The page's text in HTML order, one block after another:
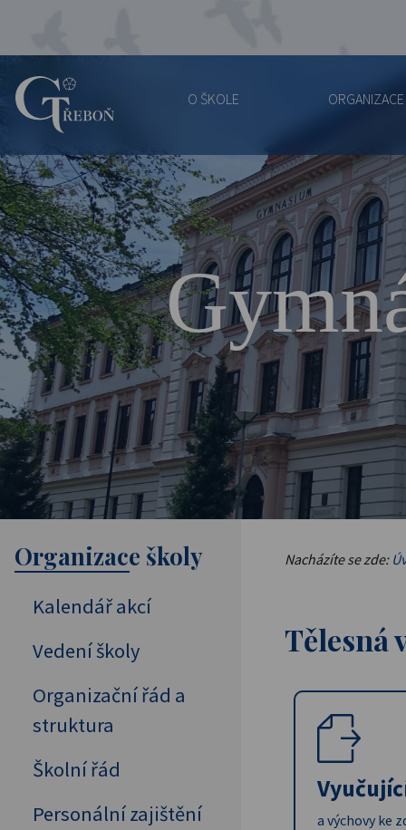
Gymnázium
Třeboň
O ŠKOLE
Nacházíte se zde:
Tělesná
a výchovy ke
Organizace školy
Kalendář akcí
Vedení školy
Organizační řád a
struktura
Školní řád
Personální zajištění